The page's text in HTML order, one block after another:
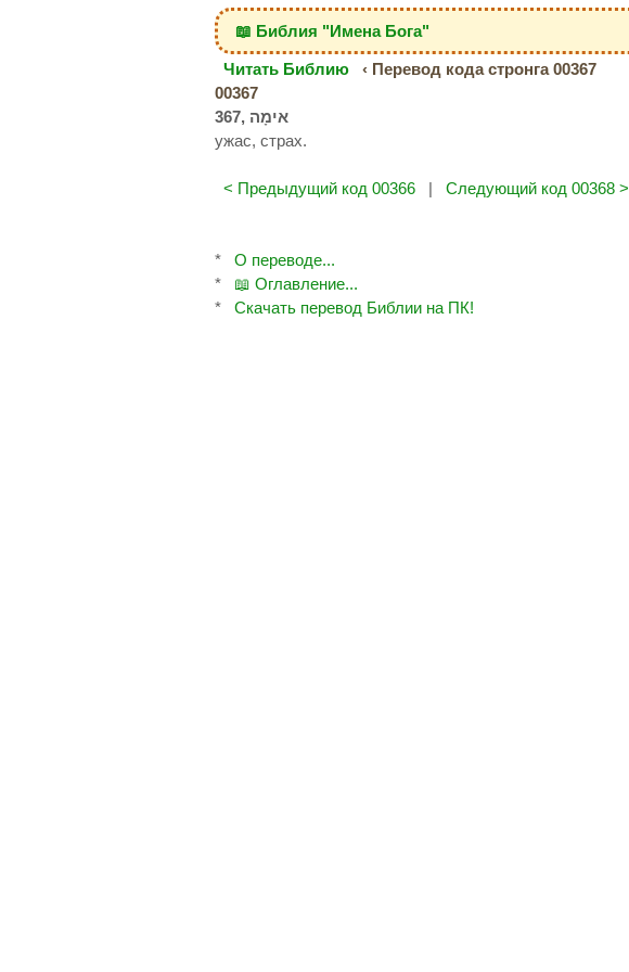
📖 Библия "Имена Бога"
Читать Библию
‹ Перевод кода стронга 00367
00367
ужас, страх.
< Предыдущий код 00366 | Следующий код 00368 >
*
О переводе...
*
📖 Оглавление...
*
Скачать перевод Библии на ПК!